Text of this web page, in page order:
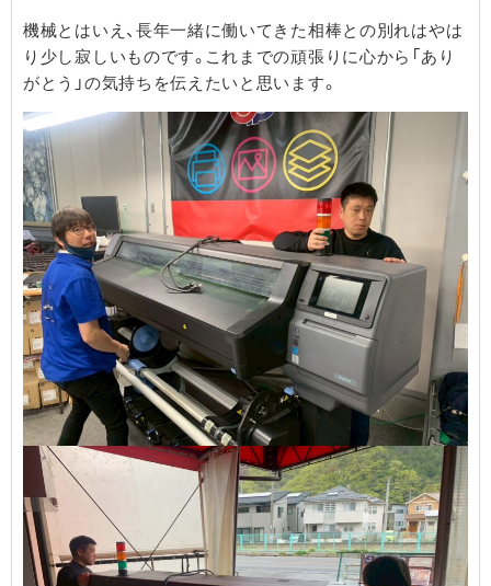
機械とはいえ、長年一緒に働いてきた相棒との別れはやは
り少し寂しいものです。これまでの頑張りに心から「あり
がとう」の気持ちを伝えたいと思います。